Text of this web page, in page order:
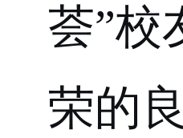
荟”校
荣的